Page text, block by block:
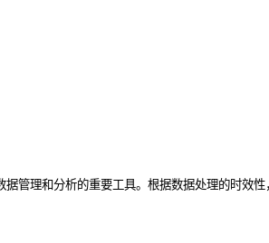
据管理和分析的重要工具。根据数据处理的时